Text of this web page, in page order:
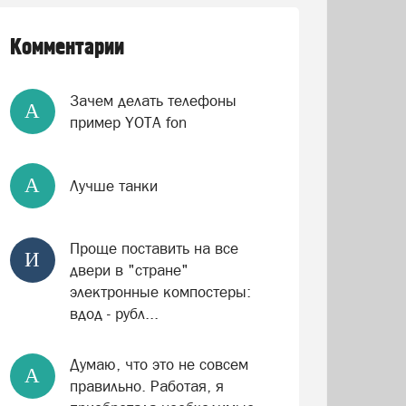
Комментарии
А
Зачем делать телефоны
пример YOTA fon
А Лучше танки
И
Проще поставить на все
двери в "стране"
электронные компостеры:
вдод - рубл...
А
Думаю, что это не совсем
правильно. Работая, я